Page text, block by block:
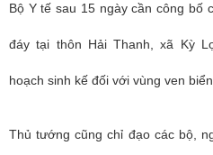
Bộ Y tế sau 15 ngày cần công bố
đáy tại thôn Hải Thanh, xã Kỳ
hoạch sinh kế đối với vùng ven
Thủ tướng cũng chỉ đạo các bộ,